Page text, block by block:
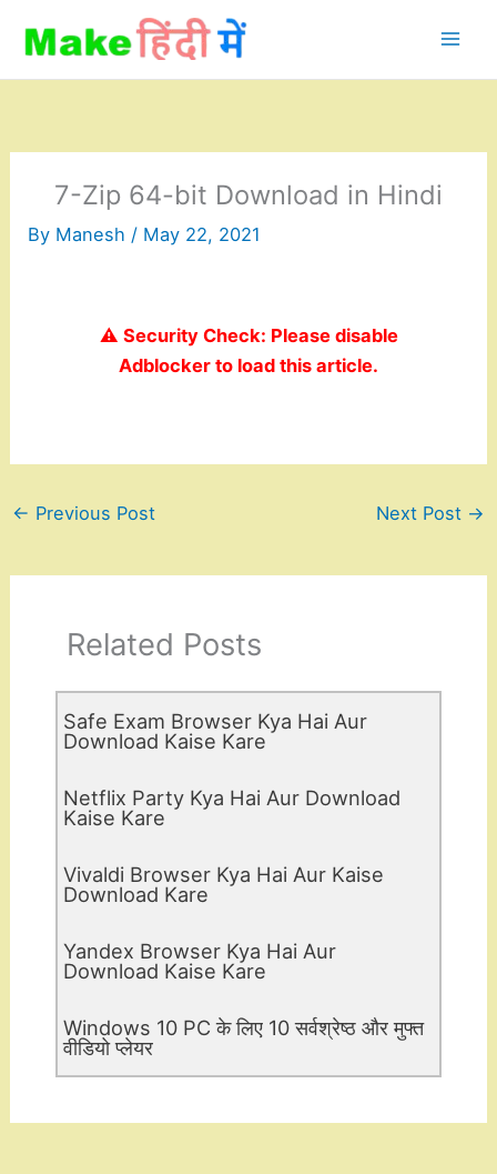
content
7-Zip 64-bit Download in Hindi
By Manesh / May 22, 2021
⚠️ Security Check: Please disable
Adblocker to load this article.
← Previous Post Next Post →
Related Posts
Safe Exam Browser Kya Hai Aur
Download Kaise Kare
Netflix Party Kya Hai Aur Download
Kaise Kare
Vivaldi Browser Kya Hai Aur Kaise
Download Kare
Yandex Browser Kya Hai Aur
Download Kaise Kare
Windows 10 PC के लिए 10 सर्वश्रेष्ठ और मुफ्त
वीडियो प्लेयर